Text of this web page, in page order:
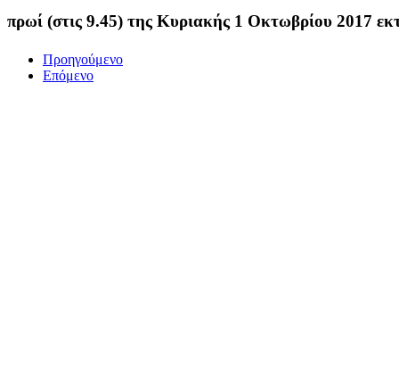
πρωί (στις 9.45) της Κυριακής 1 Οκτωβρίου 2017
Προηγούμενο
Επόμενο